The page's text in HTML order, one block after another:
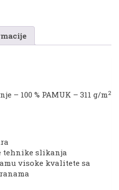
– 100 % PAMUK – 311 g/m2
tehnike slikanja
visoke kvalitete sa